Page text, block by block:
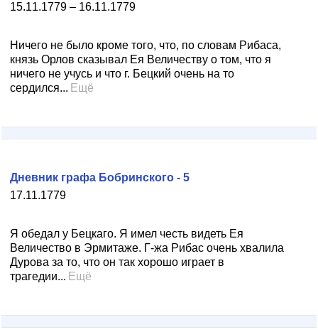
15.11.1779 – 16.11.1779
Ничего не было кроме того, что, по словам Рибаса,
князь Орлов сказывал Ея Величеству о том, что я
ничего не учусь и что г. Бецкий очень на то
сердился... Ещё
17.11.1779
Дневник графа Бобринского - 5
Я обедал у Бецкаго. Я имел честь видеть Ея
Величество в Эрмитаже. Г-жа Рибас очень хвалила
Дурова за то, что он так хорошо играет в
трагедии... Ещё